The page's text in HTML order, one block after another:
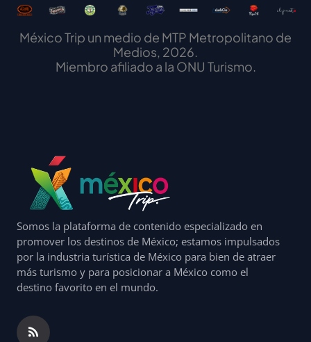
México Trip un medio de MTP Metropolitano de
Medios, 2026.
Miembro afiliado a la ONU Turismo.
Somos la plataforma de contenido especializado en
promover los destinos de México; estamos impulsados
por la industria turística de México para bien de atraer
más turismo y para posicionar a México como el
destino favorito en el mundo.